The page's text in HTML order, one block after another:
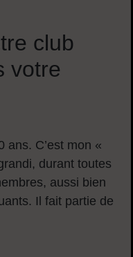
club
votre
ans. C’est mon «
durant toutes
aussi bien
Il fait partie de